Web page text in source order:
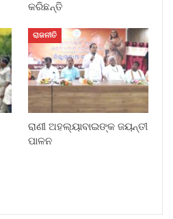
କରିଛନ୍ତି
ରାଜନୀତି
ରାଣୀ ଅହଲ୍ୟାବାଇଙ୍କ ଜୟନ୍ତୀ
ପାଳନ